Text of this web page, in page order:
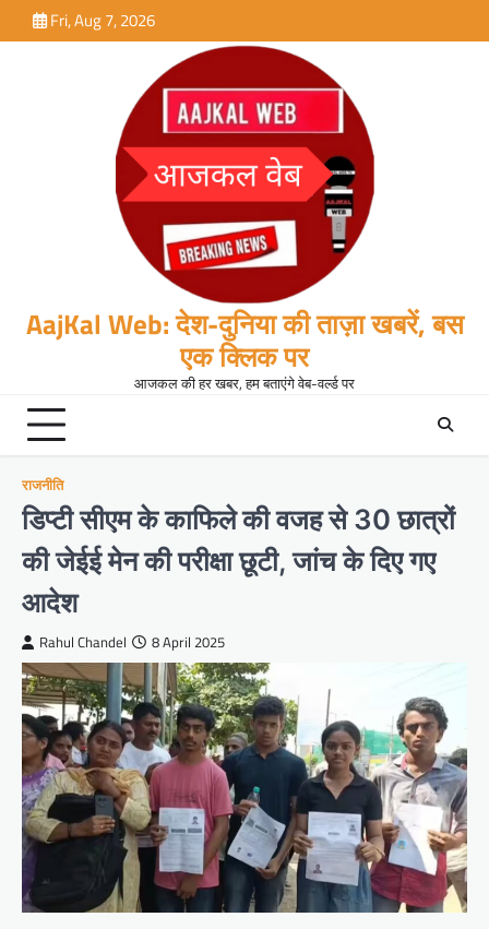
to
Fri, Aug 7, 2026
AajKal Web: देश-दुनिया की ताज़ा खबरें, बस
एक क्लिक पर
आजकल की हर खबर, हम बताएंगे वेब-वर्ल्ड पर
राजनीति
डिप्टी सीएम के काफिले की वजह से 30 छात्रों
की जेईई मेन की परीक्षा छूटी, जांच के दिए गए
आदेश
Rahul Chandel 8 April 2025